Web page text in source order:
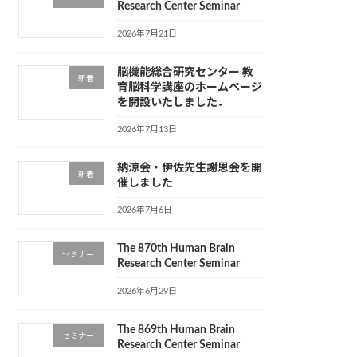
Research Center Seminar
2026年7月21日
新着
脳機能総合研究センター 教
育脳科学講座のホームページ
を開設いたしました．
2026年7月13日
新着
納涼会・伊佐先生謝恩会を開
催しました
2026年7月6日
セミナー
The 870th Human Brain
Research Center Seminar
2026年6月29日
セミナー
The 869th Human Brain
Research Center Seminar